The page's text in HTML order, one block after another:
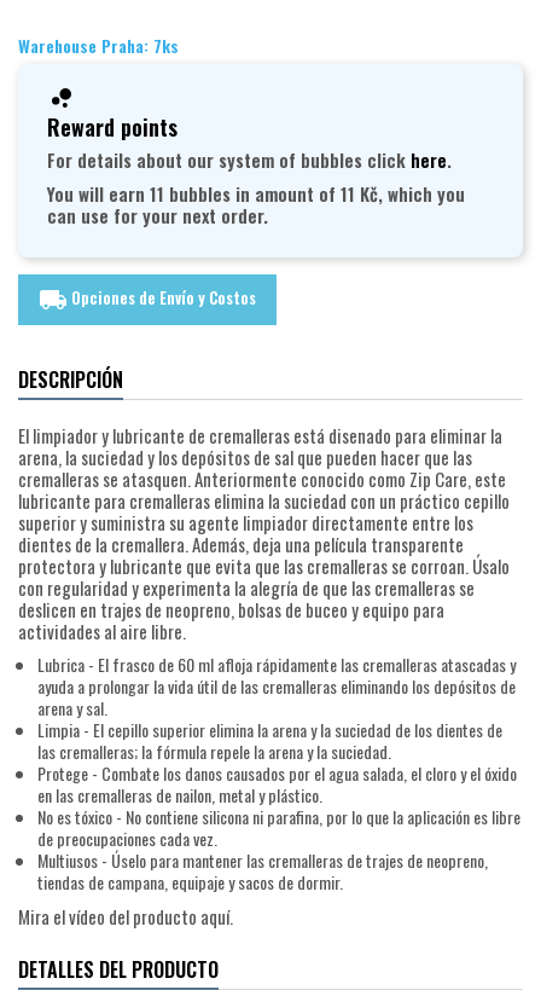
Warehouse Praha: 7ks
Reward points
For details about our system of bubbles click here.
You will earn 11 bubbles in amount of 11 Kč, which you
can use for your next order.
local_shipping Opciones de Envío y Costos
DESCRIPCIÓN
El limpiador y lubricante de cremalleras está disenado para eliminar la
arena, la suciedad y los depósitos de sal que pueden hacer que las
cremalleras se atasquen. Anteriormente conocido como Zip Care, este
lubricante para cremalleras elimina la suciedad con un práctico cepillo
superior y suministra su agente limpiador directamente entre los
dientes de la cremallera. Además, deja una película transparente
protectora y lubricante que evita que las cremalleras se corroan. Úsalo
con regularidad y experimenta la alegría de que las cremalleras se
deslicen en trajes de neopreno, bolsas de buceo y equipo para
actividades al aire libre.
Lubrica - El frasco de 60 ml afloja rápidamente las cremalleras atascadas y
ayuda a prolongar la vida útil de las cremalleras eliminando los depósitos de
arena y sal.
Limpia - El cepillo superior elimina la arena y la suciedad de los dientes de
las cremalleras; la fórmula repele la arena y la suciedad.
Protege - Combate los danos causados por el agua salada, el cloro y el óxido
en las cremalleras de nailon, metal y plástico.
No es tóxico - No contiene silicona ni parafina, por lo que la aplicación es libre
de preocupaciones cada vez.
Multiusos - Úselo para mantener las cremalleras de trajes de neopreno,
tiendas de campana, equipaje y sacos de dormir.
Mira el vídeo del producto aquí.
DETALLES DEL PRODUCTO